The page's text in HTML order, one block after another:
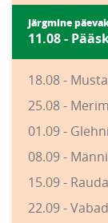
Järgmine
11.08 -
18.08 -
25.08 -
01.09 -
08.09 -
15.09 -
22.09 -